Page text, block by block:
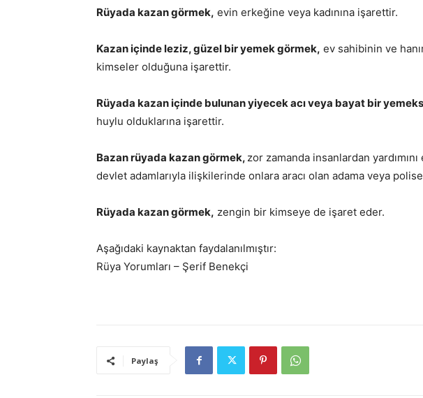
Rüyada kazan görmek, evin erkeğine veya kadınına işarettir.
Kazan içinde leziz, güzel bir yemek görmek, ev sahibinin ve
kimseler olduğuna işarettir.
Rüyada kazan içinde bulunan yiyecek acı veya bayat bir
huylu olduklarına işarettir.
Bazan rüyada kazan görmek, zor zamanda insanlardan
devlet adamlarıyla ilişkilerinde onlara aracı olan adama veya
Rüyada kazan görmek, zengin bir kimseye de işaret eder.
Aşağıdaki kaynaktan faydalanılmıştır:
Rüya Yorumları – Şerif Benekçi
Paylaş